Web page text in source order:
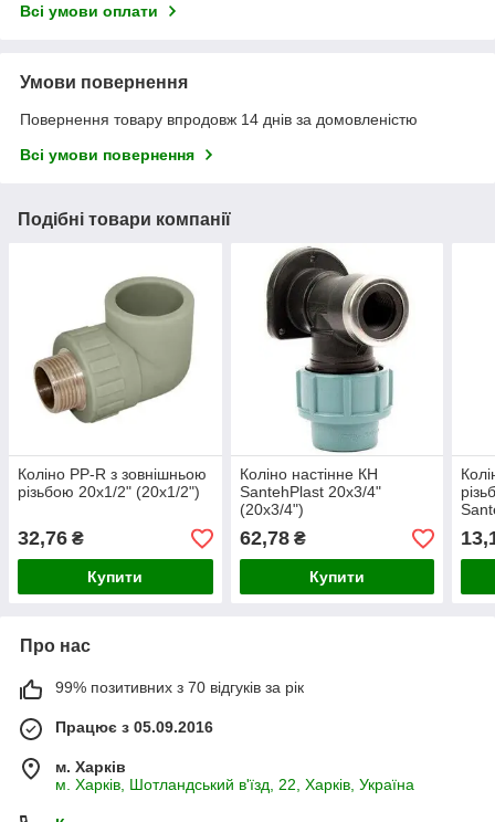
Всі умови оплати
Умови повернення
Повернення товару впродовж 14 днів за домовленістю
Всі умови повернення
Подібні товари компанії
Коліно PP-R з зовнішньою
різьбою 20х1/2" (20х1/2")
32,76 ₴
Купити
Коліно настінне КН
SantehPlast 20х3/4"
(20х3/4")
62,78₴
Купити
Про нас
99% позитивних з 70 відгуків за рік
Працює з 05.09.2016
м. Харків
м. Харків, Шотландський в'їзд, 22, Харків, Україна